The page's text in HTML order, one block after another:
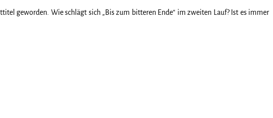
geworden. Wie schlägt sich „Bis zum bitteren Ende“ im zweiten Lauf? Ist es immer